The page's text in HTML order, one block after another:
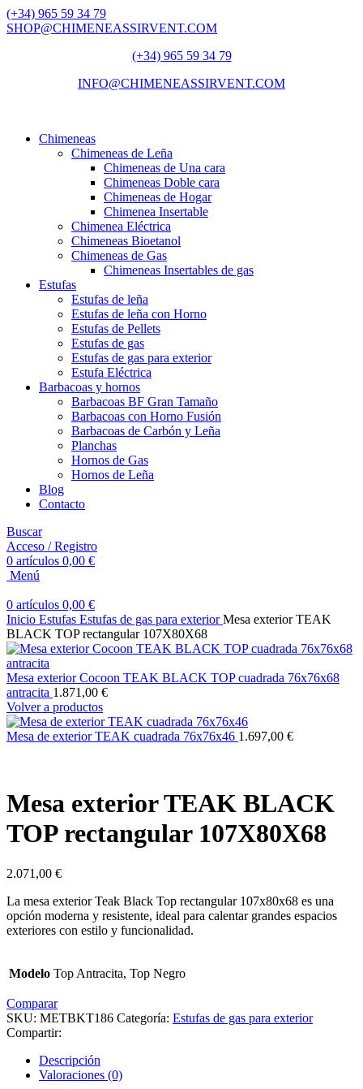
(+34) 965 59 34 79
SHOP@CHIMENEASSIRVENT.COM
(+34) 965 59 34 79
INFO@CHIMENEASSIRVENT.COM
Chimeneas
Chimeneas de Leña
Chimeneas de Una cara
Chimeneas Doble cara
Chimeneas de Hogar
Chimenea Insertable
Chimenea Eléctrica
Chimeneas Bioetanol
Chimeneas de Gas
Chimeneas Insertables de gas
Estufas
Estufas de leña
Estufas de leña con Horno
Estufas de Pellets
Estufas de gas
Estufas de gas para exterior
Estufa Eléctrica
Barbacoas y hornos
Barbacoas BF Gran Tamaño
Barbacoas con Horno Fusión
Barbacoas de Carbón y Leña
Planchas
Hornos de Gas
Hornos de Leña
Blog
Contacto
Buscar
Acceso / Registro
0 artículos 0,00 €
Menú
0 artículos 0,00 €
Inicio Estufas Estufas de gas para exteriorMesa exterior TEAK
BLACK TOP rectangular 107X80X68
Mesa exterior Cocoon TEAK BLACK TOP cuadrada 76x76x68
antracita 1.871,00 €
Volver a productos
Mesa de exterior TEAK cuadrada 76x76x46 1.697,00 €
Mesa exterior TEAK BLACK
TOP rectangular 107X80X68
2.071,00 €
La mesa exterior Teak Black Top rectangular 107x80x68 es una
opción moderna y resistente, ideal para calentar grandes espacios
exteriores con estilo y funcionalidad.
Modelo Top Antracita, Top Negro
Comparar
SKU: METBKT186 Categoría: Estufas de gas para exterior
Compartir:
Descripción
Valoraciones (0)